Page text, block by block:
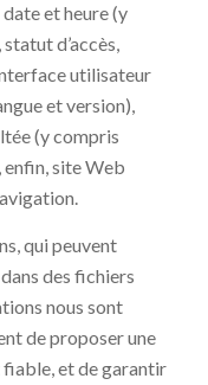
et heure (y
d’accès,
utilisateur
et version),
(y compris
enfin, site Web
qui peuvent
des fichiers
nous sont
de proposer une
et de garantir